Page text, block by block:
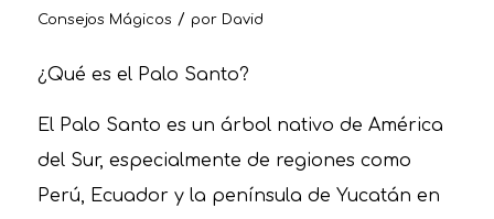
Consejos Mágicos / por David
¿Qué es el Palo Santo?
El Palo Santo es un árbol nativo de América
del Sur, especialmente de regiones como
Perú, Ecuador y la península de Yucatán en